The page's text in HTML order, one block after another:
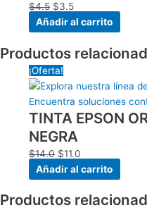
$4.5 $3.5
Añadir al carrito
Productos
¡Oferta!
TINTA EPSON
NEGRA
$14.0
El
precio
original
era:
$14.0.
$11.0
precio
actual
es:
Añadir al carrito
Productos